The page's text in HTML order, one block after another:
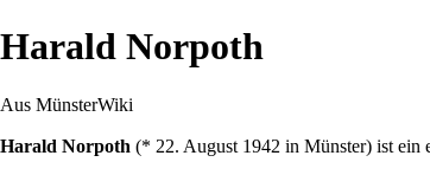
Harald Norpoth
Aus MünsterWiki
Harald Norpoth (* 22. August 1942 in Münster) ist ein